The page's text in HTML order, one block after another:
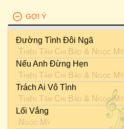
GỢI Ý
Đường Tình Đôi Ngã
Thiện Tâm Chi Bảo & Ngọc Mỹ
Nếu Anh Đừng Hẹn
Thiện Tâm Chi Bảo & Ngọc Mỹ
Trách Ai Vô Tình
Thiện Tâm Chi Bảo & Ngọc Mỹ
Lối Vắng
Ngọc Mỹ